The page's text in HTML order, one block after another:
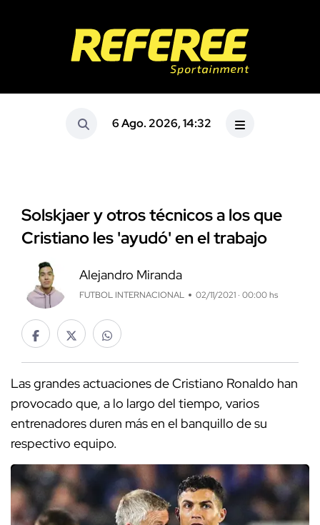
6 Ago. 2026, 14:32
Solskjaer y otros técnicos a los que
Cristiano les 'ayudó' en el trabajo
Alejandro Miranda
FUTBOL INTERNACIONAL 02/11/2021 · 00:00 hs
Las grandes actuaciones de Cristiano Ronaldo han
provocado que, a lo largo del tiempo, varios
entrenadores duren más en el banquillo de su
respectivo equipo.